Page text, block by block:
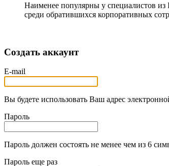
Наименее популярны у специалистов
среди обратившихся корпоративных
Создать аккаунт
E-mail
Вы будете использовать Ваш адрес
Пароль
Пароль должен состоять не менее чем из 6
Пароль еще раз